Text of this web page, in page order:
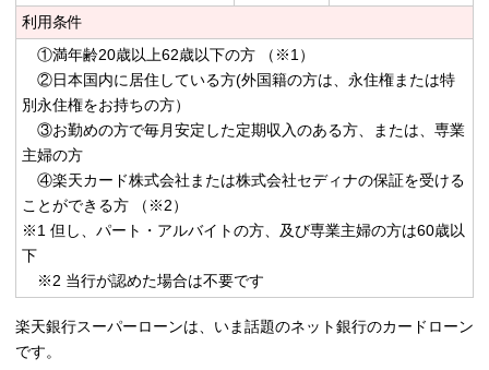
利用条件
①満年齢20歳以上62歳以下の方 （※1）
②日本国内に居住している方(外国籍の方は、永住権または特
別永住権をお持ちの方）
③お勤めの方で毎月安定した定期収入のある方、または、専業
主婦の方
④楽天カード株式会社または株式会社セディナの保証を受ける
ことができる方 （※2）
※1 但し、パート・アルバイトの方、及び専業主婦の方は60歳以
下
※2 当行が認めた場合は不要です
楽天銀行スーパーローンは、いま話題のネット銀行のカードローン
です。